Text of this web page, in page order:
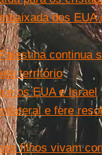
dos EUA
continua
território
os EUA e Israel
e fere
filhos vivam